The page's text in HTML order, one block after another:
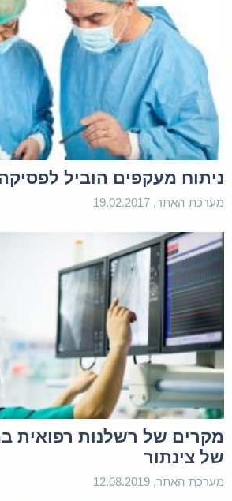
ניתוח מעקפים הוביל
מערכת האתר, 19.02.2017
מקרים של רשלנות רפואית
של צינתור
מערכת האתר, 12.08.2019